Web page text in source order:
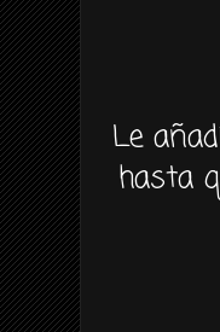
Le
hasta